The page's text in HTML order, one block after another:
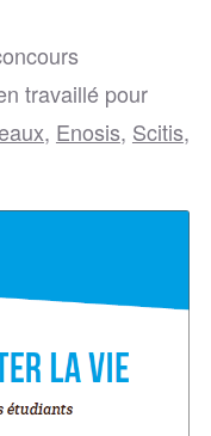
travaillé pour
, Enosis, Scitis,